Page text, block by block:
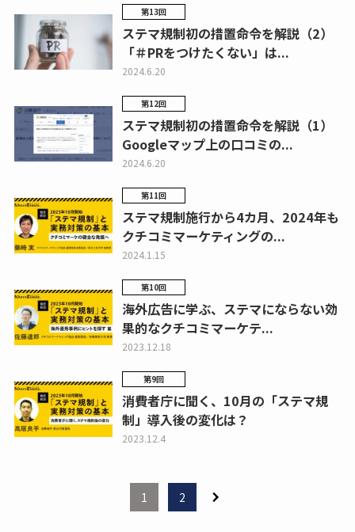
第13回
ステマ規制初の措置命令を解説（2）
「＃PRをつけたくない」は...
2024.6.20
第12回
ステマ規制初の措置命令を解説（1）
Googleマップ上の口コミの...
2024.6.20
第11回
ステマ規制施行から4カ月、2024年も
クチコミマーケティングの...
2024.1.15
第10回
海外広告に学ぶ、ステマにならない効
果的なクチコミマーケテ...
2023.12.18
第9回
消費者庁に聞く、10月の「ステマ規
制」導入後の変化は？
2023.12.4
1 2